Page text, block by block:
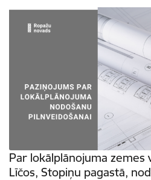
Par lokālplānojuma zemes
Līčos, Stopiņu pagastā,